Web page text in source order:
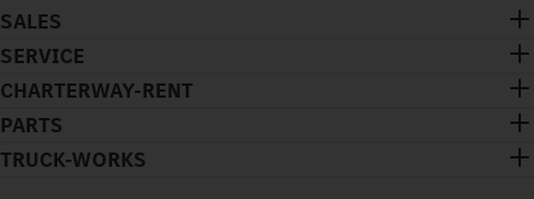
SALES
SERVICE
CHARTERWAY-RENT
PARTS
TRUCK-WORKS